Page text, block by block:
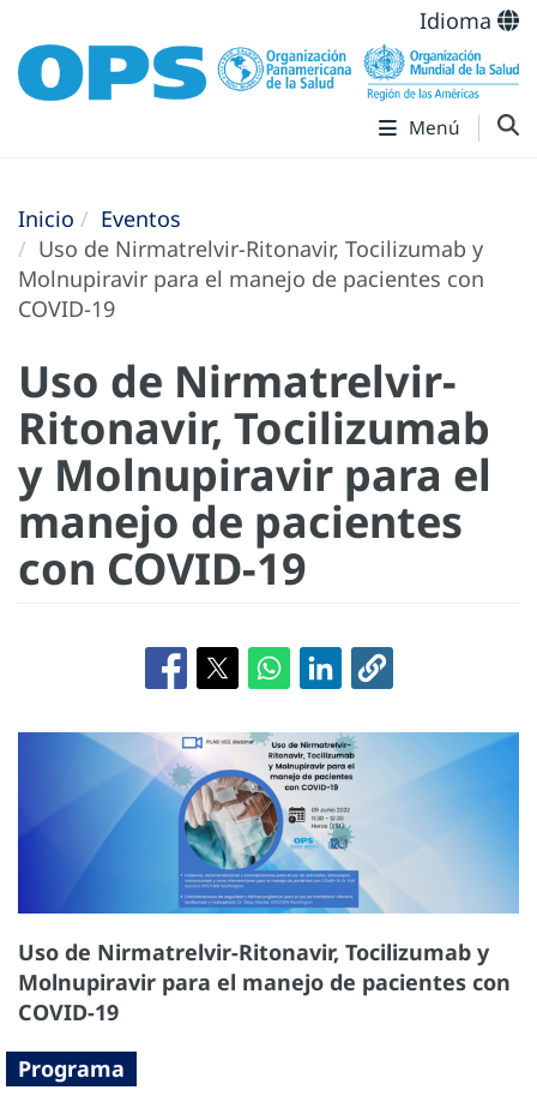
Idioma
Menú
Inicio
Eventos
Uso de Nirmatrelvir-Ritonavir, Tocilizumab y
Molnupiravir para el manejo de pacientes con
COVID-19
Uso de Nirmatrelvir-
Ritonavir, Tocilizumab
y Molnupiravir para el
manejo de pacientes
con COVID-19
Uso de Nirmatrelvir-Ritonavir, Tocilizumab y
Molnupiravir para el manejo de pacientes con
COVID-19
Programa